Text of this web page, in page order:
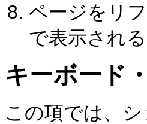
ページをリ
で表示され
キーボード
この項では、